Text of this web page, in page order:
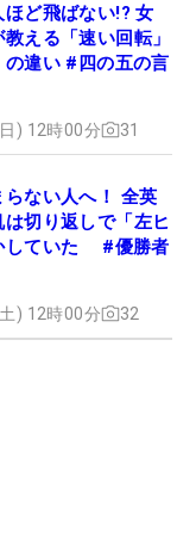
ど飛ばない!? 女
える「速い回転」
の違い #四の五の言
) 12時00分 31
ない人へ！ 全英
切り返しで「左ヒ
していた #優勝者
) 12時00分 32